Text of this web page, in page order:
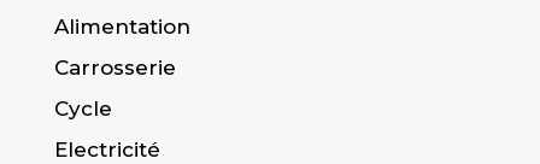
Alimentation
Carrosserie
Cycle
Electricité